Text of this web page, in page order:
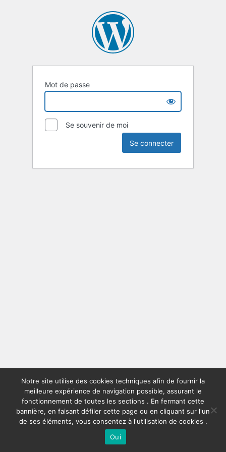
Mot de passe
Se souvenir de moi
Notre site utilise des cookies techniques afin de fournir la
meilleure expérience de navigation possible, assurant le
fonctionnement de toutes les sections . En fermant cette
bannière, en faisant défiler cette page ou en cliquant sur l'un
de ses éléments, vous consentez à l'utilisation de cookies .
Oui